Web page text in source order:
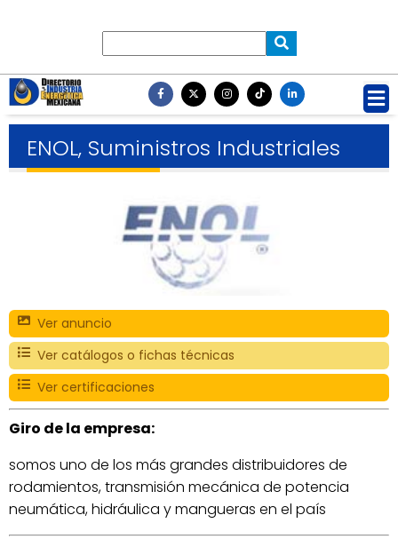
ENOL, Suministros Industriales
Ver anuncio
Ver catálogos o fichas técnicas
Ver certificaciones
Giro de la empresa:
somos uno de los más grandes distribuidores de
rodamientos, transmisión mecánica de potencia
neumática, hidráulica y mangueras en el país